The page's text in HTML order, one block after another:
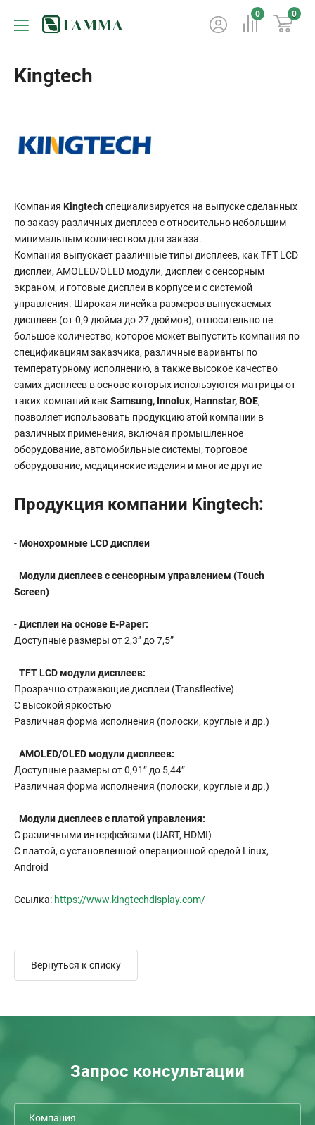
0 0
Kingtech
Компания Kingtechспециализируется на выпуске сделанных
по заказу различных дисплеев с относительно небольшим
минимальным количеством для заказа.
Компания выпускает различные типы дисплеев, как TFT LCD
дисплеи, AMOLED/OLED модули, дисплеи с сенсорным
экраном, и готовые дисплеи в корпусе и с системой
управления. Широкая линейка размеров выпускаемых
дисплеев (от 0,9 дюйма до 27 дюймов), относительно не
большое количество, которое может выпустить компания по
спецификациям заказчика, различные варианты по
температурному исполнению, а также высокое качество
самих дисплеев в основе которых используются матрицы от
таких компаний как Samsung, Innolux, Hannstar, BOE,
позволяет использовать продукцию этой компании в
различных применения, включая промышленное
оборудование, автомобильные системы, торговое
оборудование, медицинские изделия и многие другие
Продукция компании Kingtech:
-Монохромные LCD дисплеи
-Модули дисплеев с сенсорным управлением (Touch
Screen)
-Дисплеи на основе E-Paper:
Доступные размеры от 2,3” до 7,5”
-TFT LCD модули дисплеев:
Прозрачно отражающие дисплеи (Transflective)
С высокой яркостью
Различная форма исполнения (полоски, круглые и др.)
-AMOLED/OLED модули дисплеев:
Доступные размеры от 0,91” до 5,44”
Различная форма исполнения (полоски, круглые и др.)
-Модули дисплеев с платой управления:
С различными интерфейсами (UART, HDMI)
С платой, с установленной операционной средой Linux,
Android
Ссылка: https://www.kingtechdisplay.com/
Вернуться к списку
Запрос консультации